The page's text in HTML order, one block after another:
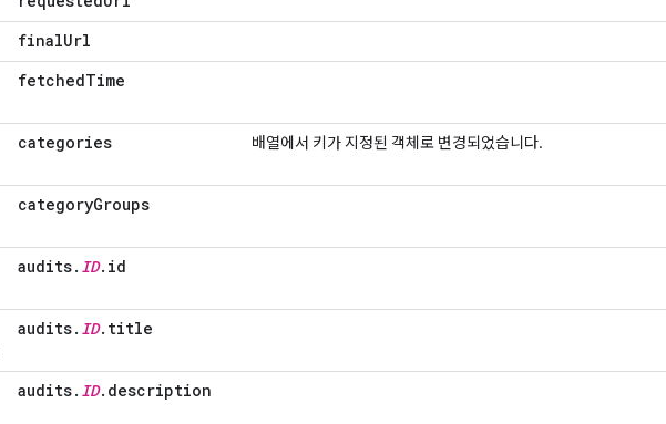
finalUrl
fetchedTime
categories 배열에서 키가 지정된 객체로 변경되었습니다.
categoryGroups
audits. ID. id
audits. ID. title
audits. ID. description